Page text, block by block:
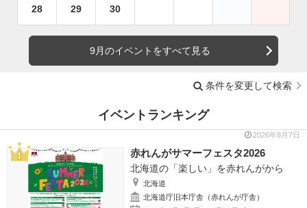
28 29 30
9月のイベントをすべて見る
条件を変更して検索
イベントランキング
2026年8月7日
赤れんがサマーフェスタ2026
北海道の「楽しい」を赤れんがから
北海道
北海道庁旧本庁舎（赤れんが庁舎）